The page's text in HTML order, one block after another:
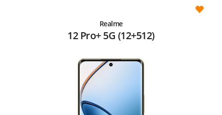
Realme
12 Pro+ 5G (12+512)